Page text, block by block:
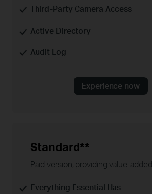
Third-Party Camera Access
Active Directory
Audit Log
Experience now
Standard**
Paid version, providing value-added
Everything Essential Has